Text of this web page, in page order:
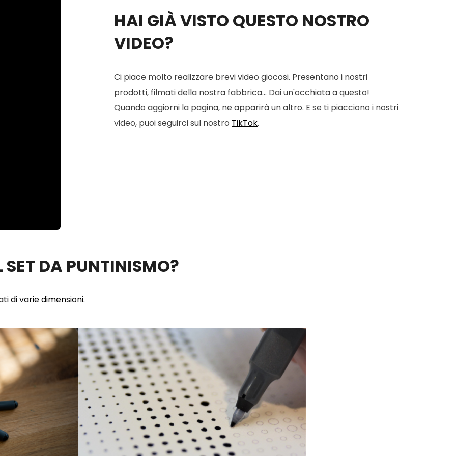
HAI GIÀ VISTO QUESTO NOSTRO
VIDEO?
Ci piace molto realizzare brevi video giocosi. Presentano i nostri
prodotti, filmati della nostra fabbrica... Dai un'occhiata a questo!
Quando aggiorni la pagina, ne apparirà un altro. E se ti piacciono i nostri
video, puoi seguirci sul nostro TikTok.
DA PUNTINISMO?
di varie dimensioni.